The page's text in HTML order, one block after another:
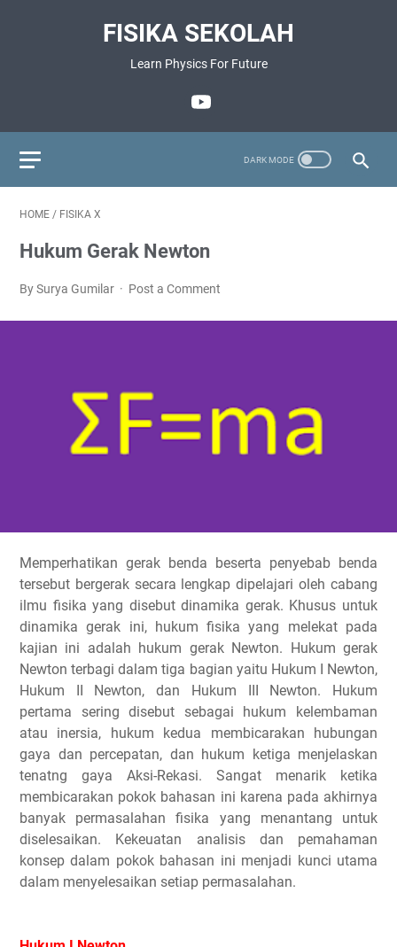
FISIKA SEKOLAH
Learn Physics For Future
HOME / FISIKA X
Hukum Gerak Newton
By Surya Gumilar Post a Comment
Memperhatikan gerak benda beserta penyebab benda
tersebut bergerak secara lengkap dipelajari oleh cabang
ilmu fisika yang disebut dinamika gerak. Khusus untuk
dinamika gerak ini, hukum fisika yang melekat pada
kajian ini adalah hukum gerak Newton. Hukum gerak
Newton terbagi dalam tiga bagian yaitu Hukum I Newton,
Hukum II Newton, dan Hukum III Newton. Hukum
pertama sering disebut sebagai hukum kelembaman
atau inersia, hukum kedua membicarakan hubungan
gaya dan percepatan, dan hukum ketiga menjelaskan
tenatng gaya Aksi-Rekasi. Sangat menarik ketika
membicarakan pokok bahasan ini karena pada akhirnya
banyak permasalahan fisika yang menantang untuk
diselesaikan. Kekeuatan analisis dan pemahaman
konsep dalam pokok bahasan ini menjadi kunci utama
dalam menyelesaikan setiap permasalahan.